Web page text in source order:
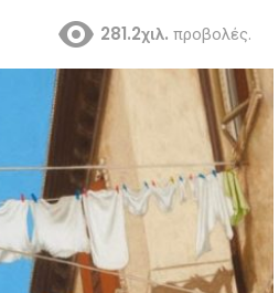
281.2χιλ. προβολές.